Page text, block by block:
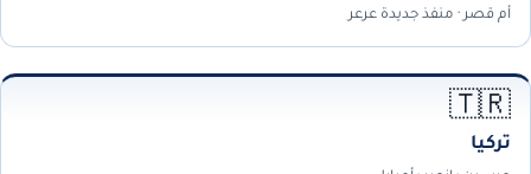
أم قصر · منفذ جديدة عرعر
🇹🇷
تركيا